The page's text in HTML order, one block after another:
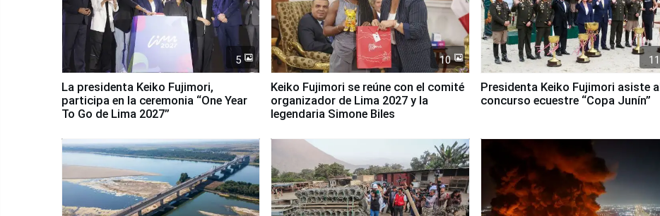
5
La presidenta Keiko Fujimori,
participa en la ceremonia “One Year
To Go de Lima 2027”
10
Keiko Fujimori se reúne con el comité
organizador de Lima 2027 y la
legendaria Simone Biles
11
Presidenta Keiko Fujimori asiste al
concurso ecuestre “Copa Junín”